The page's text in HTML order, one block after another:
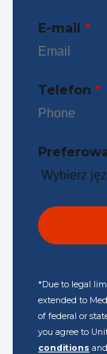
E-mail *
Telefon *
*Due to legal
extended to
of federal or
you agree to
conditions and